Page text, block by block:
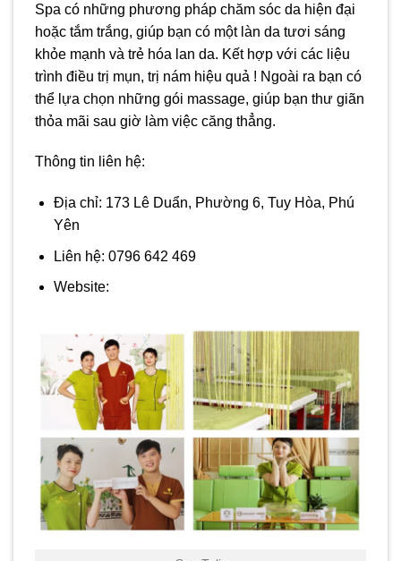
Spa có những phương pháp chăm sóc da hiện đại
hoặc tắm trắng, giúp bạn có một làn da tươi sáng
khỏe mạnh và trẻ hóa lan da. Kết hợp với các liệu
trình điều trị mụn, trị nám hiệu quả ! Ngoài ra bạn có
thể lựa chọn những gói massage, giúp bạn thư giãn
thỏa mãi sau giờ làm việc căng thẳng.
Thông tin liên hệ:
Địa chỉ: 173 Lê Duẩn, Phường 6, Tuy Hòa, Phú
Yên
Liên hệ: 0796 642 469
Website: